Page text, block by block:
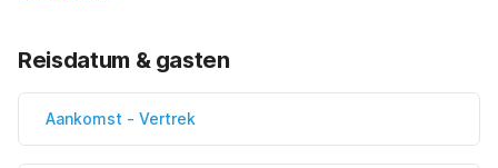
Reisdatum & gasten
Aankomst - Vertrek